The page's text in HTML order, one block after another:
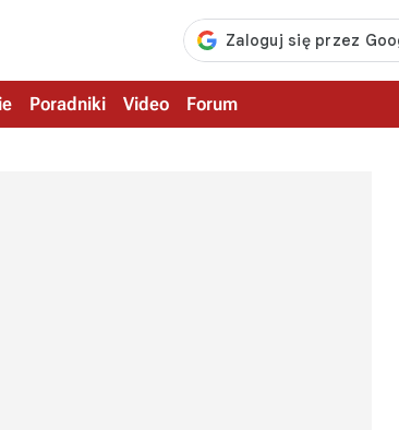
Poradniki Video Forum